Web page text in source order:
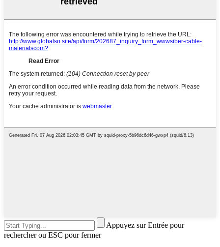
Appuyez sur Entrée pour
rechercher ou ESC pour fermer